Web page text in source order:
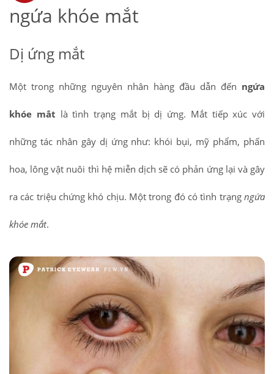
ngứa khóe mắt
Dị ứng mắt
Một trong những nguyên nhân hàng đầu dẫn đến ngứa
khóe mắt là tình trạng mắt bị dị ứng. Mắt tiếp xúc với
những tác nhân gây dị ứng như: khói bụi, mỹ phẩm, phấn
hoa, lông vật nuôi thì hệ miễn dịch sẽ có phản ứng lại và gây
ra các triệu chứng khó chịu. Một trong đó có tình trạng ngứa
khóe mắt.